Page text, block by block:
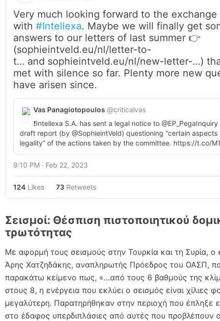
Very much looking forward to the exchange
with #Intellexa. Maybe we will finally get
answers to our letters of last summer 👉
(sophieintveld.eu/nl/letter-to-
t… and sophieintveld.eu/nl/new-letter-…)
met with silence so far. Plenty more new
have arisen since.
Vas Panagiotopoulos @criticalvas
❗️Intellexa S.A. has sent a legal notice to
draft report (by @SophieintVeld) questioning “certain aspects
legality” of the actions taken by the committee. https://t.co/
9:10 PM ∙ Feb 22, 2023
124 Likes 73 Retweets
Σεισμοί: Θέσπιση πιστοποιητικού
τρωτότητας
Με αφορμή τους σεισμούς στην Τουρκία και τη Συρία, ο
Άρης Χατζηδάκης, αναπληρωτής Πρόεδρος του ΟΑΣΠ,
παρακάτω κείμενο πως, «…από τους 6 βαθμούς της
στους 8, η ενέργεια που εκλύει ο σεισμός είναι χίλιες
μεγαλύτερη. Παρατηρήθηκαν στην περιοχή που έπληξε
στο έδαφος υπερδιπλάσιες από αυτές που προβλέπουν